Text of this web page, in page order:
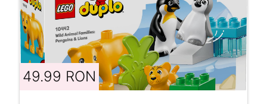
49.99 RON